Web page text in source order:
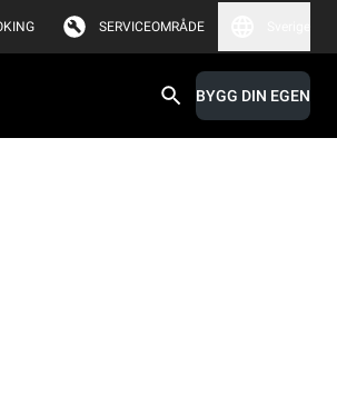
SERVICEOMRÅDE
BYGG DIN EGEN